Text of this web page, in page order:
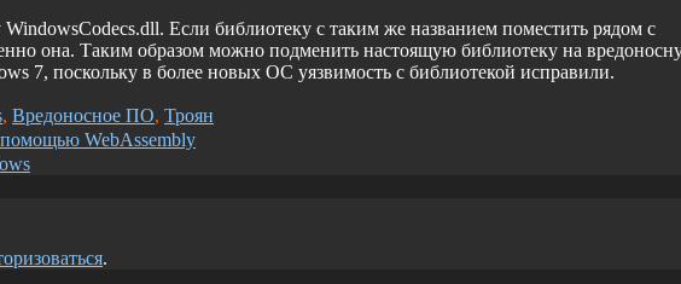
Если библиотеку с таким же названием поместить рядом с
она. Таким образом можно подменить настоящую библиотеку на
7, поскольку в более новых ОС уязвимость с библиотекой исправили.
, Вредоносное ПО, Троян
WebAssembly
.